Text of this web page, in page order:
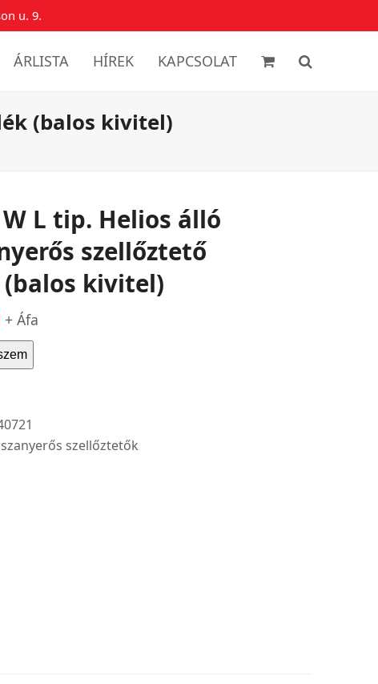
u. 9.
ÁRLISTA HÍREK KAPCSOLAT
(balos kivitel)
W L tip. Helios álló
szellőztető
(balos kivitel)
+ Áfa
szellőztetők